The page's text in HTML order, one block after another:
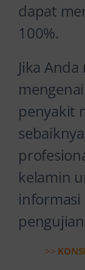
dapat
100%.
Jika
penyakit
kelamin
>>